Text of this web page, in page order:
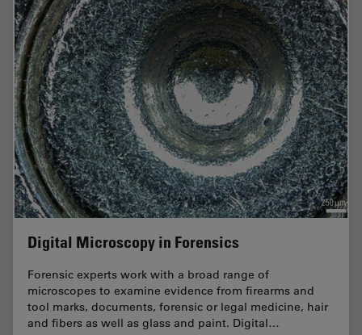
Digital Microscopy in Forensics
Forensic experts work with a broad range of
microscopes to examine evidence from firearms and
tool marks, documents, forensic or legal medicine, hair
and fibers as well as glass and paint. Digital…